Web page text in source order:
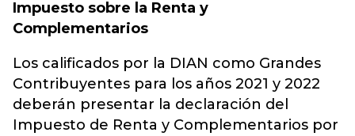
Impuesto sobre la Renta y
Complementarios
Los calificados por la DIAN como Grandes
Contribuyentes para los años 2021 y 2022
deberán presentar la declaración del
Impuesto de Renta y Complementarios por